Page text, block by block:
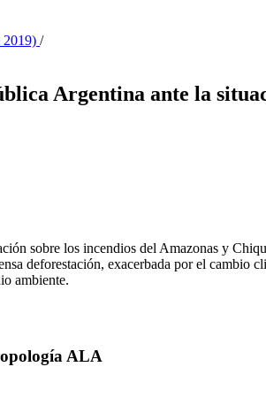
2019) /
Argentina ante la
sobre los incendios del Amazonas y
deforestación, exacerbada por el cambio
ambiente.
ALA